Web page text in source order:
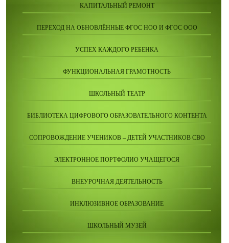
КАПИТАЛЬНЫЙ РЕМОНТ
ПЕРЕХОД НА ОБНОВЛЁННЫЕ ФГОС НОО И ФГОС ООО
УСПЕХ КАЖДОГО РЕБЕНКА
ФУНКЦИОНАЛЬНАЯ ГРАМОТНОСТЬ
ШКОЛЬНЫЙ ТЕАТР
БИБЛИОТЕКА ЦИФРОВОГО ОБРАЗОВАТЕЛЬНОГО КОНТЕНТА
СОПРОВОЖДЕНИЕ УЧЕНИКОВ – ДЕТЕЙ УЧАСТНИКОВ СВО
ЭЛЕКТРОННОЕ ПОРТФОЛИО УЧАЩЕГОСЯ
ВНЕУРОЧНАЯ ДЕЯТЕЛЬНОСТЬ
ИНКЛЮЗИВНОЕ ОБРАЗОВАНИЕ
ШКОЛЬНЫЙ МУЗЕЙ